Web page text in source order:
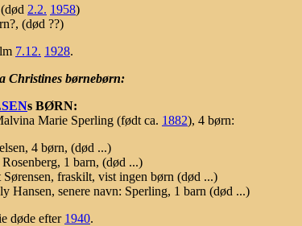
2.2. 1958)
(død ??)
7.12. 1928.
Christines børnebørn:
s BØRN:
Marie Sperling (født ca. 1882), 4 børn:
4 børn, (død ...)
1 barn, (død ...)
Sørensen, fraskilt, vist ingen børn (død ...)
Hansen, senere navn: Sperling, 1 barn (død ...)
døde efter 1940.